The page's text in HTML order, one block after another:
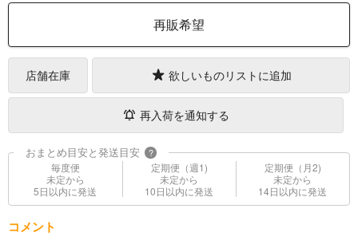
再販希望
店舗在庫 欲しいものリストに追加
再入荷を通知する
おまとめ目安と発送目安 ?
毎度便
未定から
5日以内に発送
定期便（週1)
未定から
10日以内に発送
定期便（月2)
未定から
14日以内に発送
コメント